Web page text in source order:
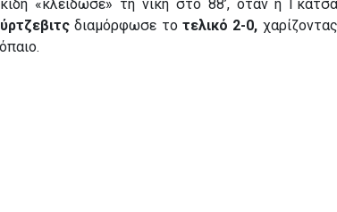
«κλείδωσε» τη νίκη στο 88’, όταν η
διαμόρφωσε τοτελικό 2-0,